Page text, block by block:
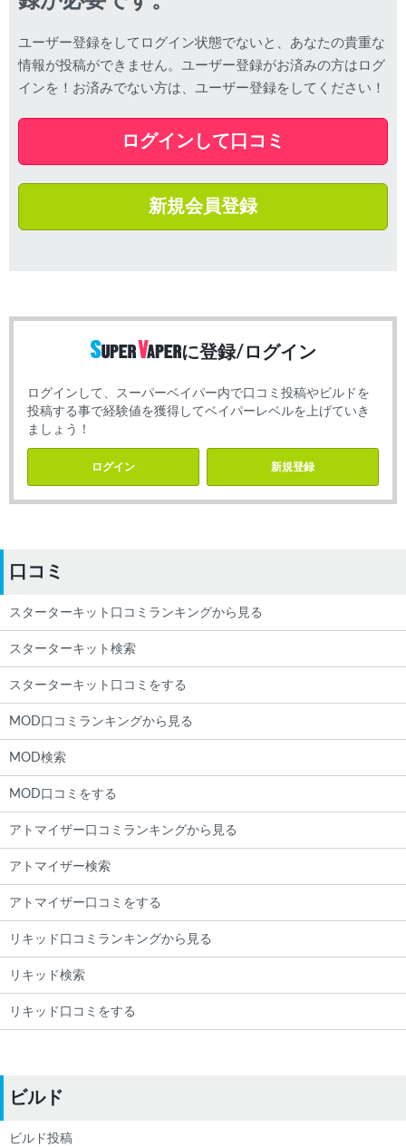
ユーザー登録をしてログイン状態でないと、あなたの貴重な
情報が投稿ができません。ユーザー登録がお済みの方はログ
インを！お済みでない方は、ユーザー登録をしてください！
ログインして口コミ
新規会員登録
に登録/ログイン
ログインして、スーパーベイパー内で口コミ投稿やビルドを
投稿する事で経験値を獲得してベイパーレベルを上げていき
ましょう！
ログイン 新規登録
口コミ
スターターキット口コミランキングから見る
スターターキット検索
スターターキット口コミをする
MOD口コミランキングから見る
MOD検索
MOD口コミをする
アトマイザー口コミランキングから見る
アトマイザー検索
アトマイザー口コミをする
リキッド口コミランキングから見る
リキッド検索
リキッド口コミをする
ビルド
ビルド投稿